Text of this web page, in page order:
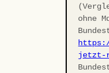
ohne
jetzt-